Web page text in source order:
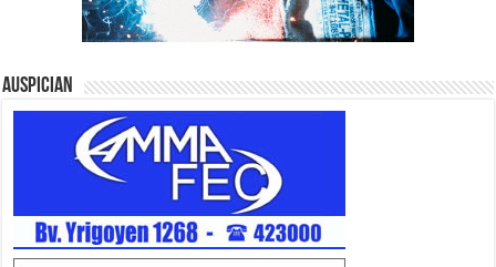
Auspician